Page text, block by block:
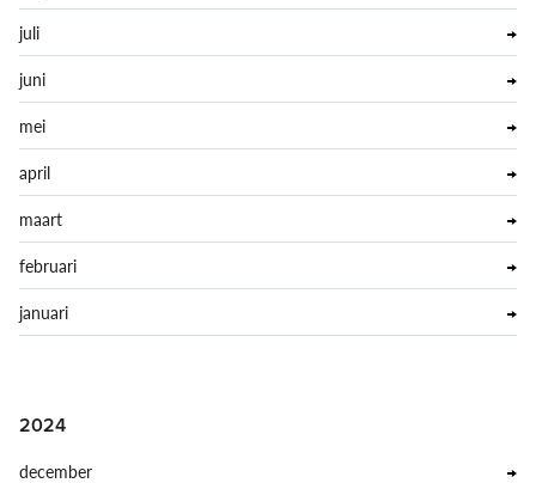
juli
juni
mei
april
maart
februari
januari
2024
december